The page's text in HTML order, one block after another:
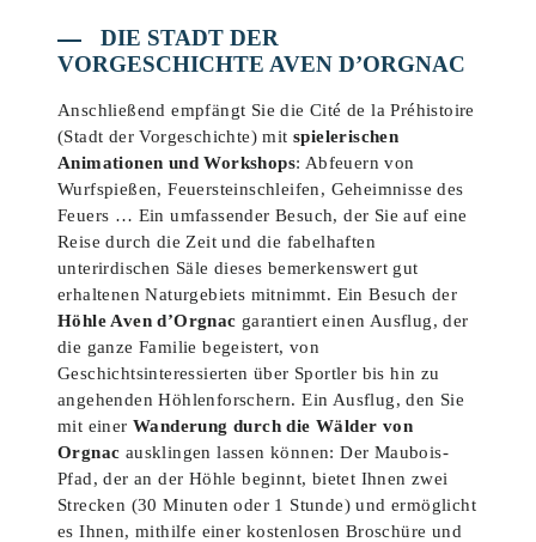
DIE STADT DER
VORGESCHICHTE AVEN D’ORGNAC
Anschließend empfängt Sie die Cité de la Préhistoire
(Stadt der Vorgeschichte) mit spielerischen
Animationen und Workshops: Abfeuern von
Wurfspießen, Feuersteinschleifen, Geheimnisse des
Feuers … Ein umfassender Besuch, der Sie auf eine
Reise durch die Zeit und die fabelhaften
unterirdischen Säle dieses bemerkenswert gut
erhaltenen Naturgebiets mitnimmt. Ein Besuch der
Höhle Aven d’Orgnac garantiert einen Ausflug, der
die ganze Familie begeistert, von
Geschichtsinteressierten über Sportler bis hin zu
angehenden Höhlenforschern. Ein Ausflug, den Sie
mit einerWanderung durch die Wälder von
Orgnac ausklingen lassen können: Der Maubois-
Pfad, der an der Höhle beginnt, bietet Ihnen zwei
Strecken (30 Minuten oder 1 Stunde) und ermöglicht
es Ihnen, mithilfe einer kostenlosen Broschüre und